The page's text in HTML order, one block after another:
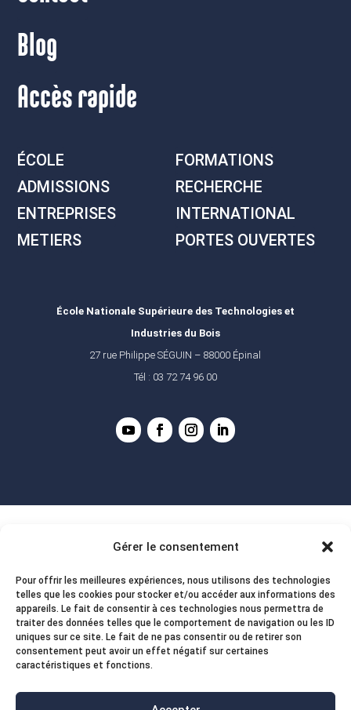
Gérer le consentement
Pour offrir les meilleures expériences, nous utilisons des technologies
telles que les cookies pour stocker et/ou accéder aux informations des
appareils. Le fait de consentir à ces technologies nous permettra de
traiter des données telles que le comportement de navigation ou les ID
uniques sur ce site. Le fait de ne pas consentir ou de retirer son
consentement peut avoir un effet négatif sur certaines
caractéristiques et fonctions.
Blog
Accès rapide
ÉCOLE
FORMATIONS
ADMISSIONS
RECHERCHE
ENTREPRISES
INTERNATIONAL
METIERS
PORTES OUVERTES
École Nationale Supérieure des Technologies et
Industries du Bois
27 rue Philippe SÉGUIN – 88000 Épinal
Tél : 03 72 74 96 00